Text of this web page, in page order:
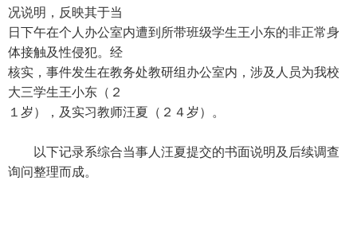
况说明，反映其于当
日下午在个人办公室内遭到所带班级学生王小东的非正常身
体接触及性侵犯。经
核实，事件发生在教务处教研组办公室内，涉及人员为我校
大三学生王小东（２
１岁），及实习教师汪夏（２４岁）。
以下记录系综合当事人汪夏提交的书面说明及后续调查
询问整理而成。